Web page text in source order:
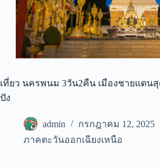
เที่ยว นครพนม 3วัน2คืน เมืองชายแดน
ปัง
admin
กรกฎาคม 12, 2025
ภาคตะวันออกเฉียงเหนือ